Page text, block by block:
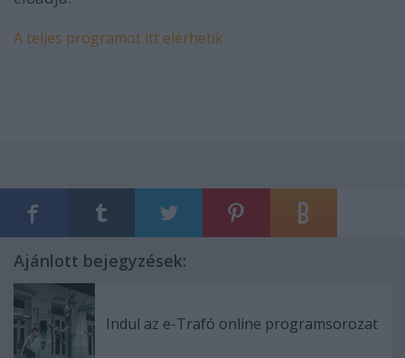
A teljes programot itt elérhetik.
Ajánlott bejegyzések:
Indul az e-Trafó online programsorozat